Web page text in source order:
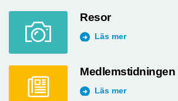
Resor
Läs mer
Medlemstidningen
Läs mer